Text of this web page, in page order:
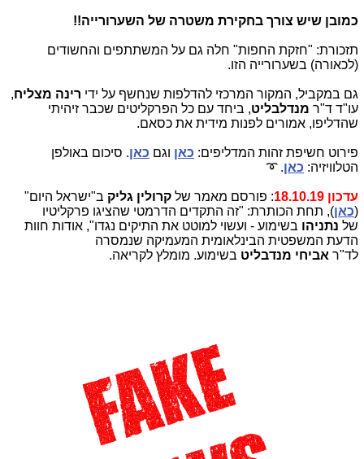
כמובן שיש צורך בחקירת משטרה של השערורייה!!
תזכורת: "חזקת החפות" חלה גם על המשתתפים והחשודים
(לכאורה) בשערורייה הזו.
גם במקביל, המקור המרכזי להדלפות שנחשף על ידי רינה מצליח,
עו"ד ד"ר מנדלבליט, ביחד עם כל הפרקליטים שכבר זיהיתי
שהדליפו, אמורים לפנות מידית את כסאם.
פירוט חשיפת זהות המדליפים: כאן וגם כאן. סיכום באולפן
הטלוויזיה: כאן. ➰
עדכון 18.10.19 : פורסם מאמר של קרולין גליק ב"ישראל היום"
(כאן), תחת הכותרת: "זה התקדים הדרמטי שהציגו פרקליטיו
של נתניהו בשימוע - ועשוי למוטט את התיקים נגדו", אודות חוות
הדעת המשפטית הבינלאומית המעמיקה שנמסרה
לד"ר אביחי מנדבליט בשימוע. מומלץ לקריאה.